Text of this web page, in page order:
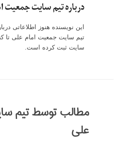
دربارهتیم سایت جمعیت
این نویسنده هنوز اطلاعاتی
تیم سایت جمعیت امام علی
سایت ثبت کرده است.
مطالب توسط تیم
علی